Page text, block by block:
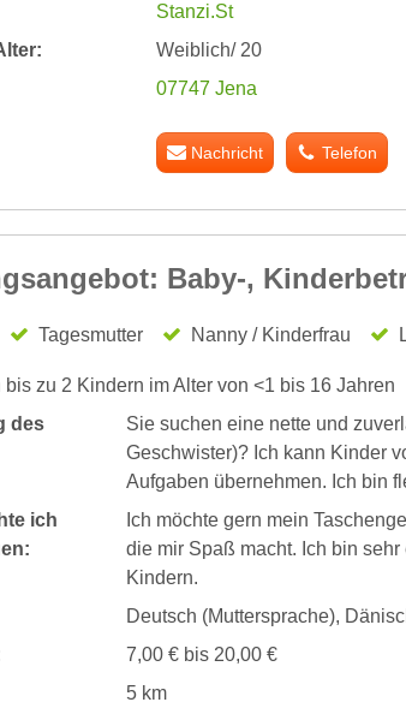
Stanzi.St
Weiblich/ 20
07747 Jena
Nachricht Telefon
Baby-,
Tagesmutter Nanny / Kinderfrau
bis zu 2 Kindern im Alter von <1 bis 16 Jahren
des
Sie suchen eine nette und
Geschwister)? Ich kann Kinder
Aufgaben übernehmen. Ich bin
ich
Ich möchte gern mein
die mir Spaß macht. Ich bin
Kindern.
Deutsch (Muttersprache),
7,00 € bis 20,00 €
5 km